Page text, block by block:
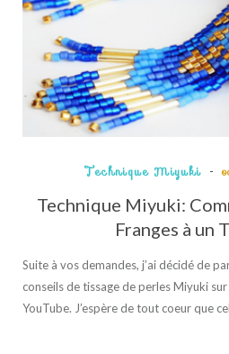
Technique Miyuki
Technique Miyuki:
Franges à un
Suite à vos demandes, j’ai décidé de
conseils de tissage de perles Miyuki
YouTube. J’espère de tout coeur que